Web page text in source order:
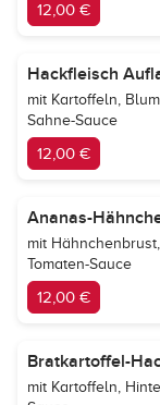
12,00 €
Hackfleisch
mit Kartoffeln,
Sahne-Sauce
12,00 €
Ananas-
mit
Tomaten-Sauce
12,00 €
Bratkartoffel-
mit Kartoffeln,